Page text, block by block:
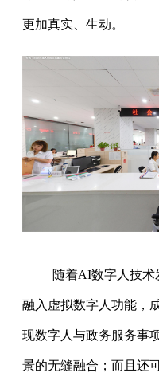
更加真实、生动。
随着AI数字人技
融入虚拟数字人功能，
现数字人与政务服务事
景的无缝融合；而且还